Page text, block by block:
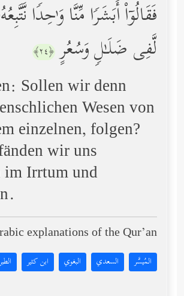
فَقَالُوۤاْ أَبَشَرࣰا مِّنَّا وَ ٰ⁠حِدࣰا
لَّفِی ضَلَـٰلࣲ وَسُعُرٍ ﴿٢٤﴾
Sollen wir denn
Wesen von
einzelnen, folgen?
wir uns
Irrtum und
explanations of the Qur’an:
المُيسَّر السعدي البغوي ابن كثير